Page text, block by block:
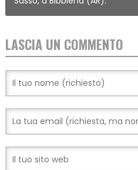
LASCIA UN COMMENTO